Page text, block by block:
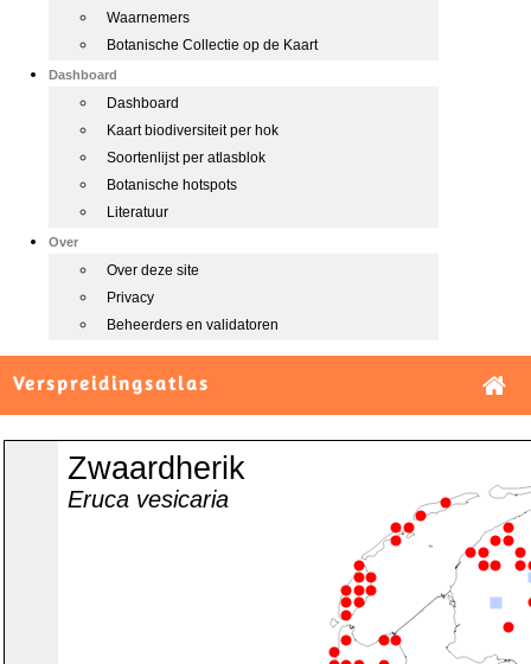
Waarnemers
Botanische Collectie op de Kaart
Dashboard
Dashboard
Kaart biodiversiteit per hok
Soortenlijst per atlasblok
Botanische hotspots
Literatuur
Over
Over deze site
Privacy
Beheerders en validatoren
Verspreidingsatlas